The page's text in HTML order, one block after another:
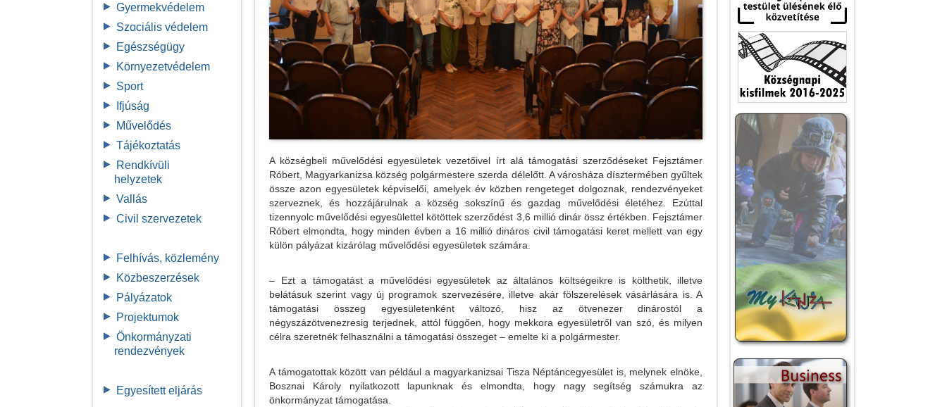
Gyermekvédelem
Szociális védelem
Egészségügy
Környezetvédelem
Sport
Ifjúság
Művelődés
Tájékoztatás
Rendkívüli
helyzetek
Vallás
Civil szervezetek
Felhívás, közlemény
Közbeszerzések
Pályázatok
Projektumok
Önkormányzati
rendezvények
Egyesített eljárás
A községbeli művelődési egyesületek vezetőivel írt alá támogatási szerződéseket Fejsztámer
Róbert, Magyarkanizsa község polgármestere szerda délelőtt. A városháza dísztermében gyűltek
össze azon egyesületek képviselői, amelyek év közben rengeteget dolgoznak, rendezvényeket
szerveznek, és hozzájárulnak a község sokszínű és gazdag művelődési életéhez. Ezúttal
tizennyolc művelődési egyesülettel kötöttek szerződést 3,6 millió dinár össz értékben. Fejsztámer
Róbert elmondta, hogy minden évben a 16 millió dináros civil támogatási keret mellett van egy
külön pályázat kizárólag művelődési egyesületek számára.
– Ezt a támogatást a művelődési egyesületek az általános költségeikre is költhetik, illetve
belátásuk szerint vagy új programok szervezésére, illetve akár fölszerelések vásárlására is. A
támogatási összeg egyesületenként változó, hisz az ötvenezer dinárostól a
négyszázötvenezresig terjednek, attól függően, hogy mekkora egyesületről van szó, és milyen
célra szeretnék felhasználni a támogatási összeget – emelte ki a polgármester.
A támogatottak között van például a magyarkanizsai Tisza Néptáncegyesület is, melynek elnöke,
Bosznai Károly nyilatkozott lapunknak és elmondta, hogy nagy segítség számukra az
önkormányzat támogatása.